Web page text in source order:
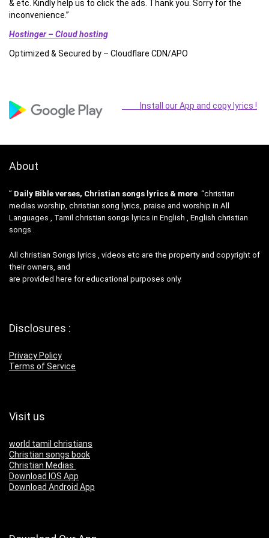
& etc. Kindly help us to click the ads. Thank you. Sorry for the
inconvenience.”
Hostinger – Cloud hosting
Optimized & Secured by – Cloudflare CDN/APO
Install our App and copy lyrics !
About
” Daily Bible verses, Christian songs lyrics & more “christian
medias worship, christian song lyrics, praise and worship in All
Languages , Tamil christian songs lyrics in English , English christian
songs .
All christian Songs lyrics , videos etc are the property and copyright of
their owners, and
are provided here for educational purposes only.
Disclosures :
Privacy Policy
Terms of Service
Visit us
world tamil christians
Christian songs book
Christian Medias
Download IOS App
Download Android App